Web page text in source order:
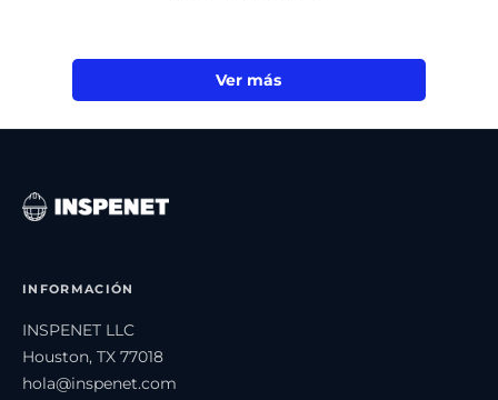
Ver más
INFORMACIÓN
INSPENET LLC
Houston, TX 77018
hola@inspenet.com